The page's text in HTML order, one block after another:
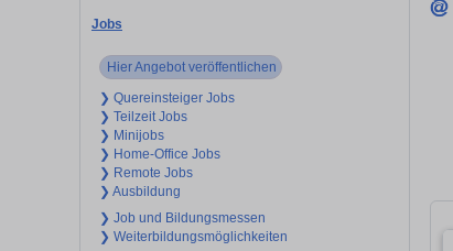
Jobs
Hier Angebot veröffentlichen
❯ Quereinsteiger Jobs
❯ Teilzeit Jobs
❯ Minijobs
❯ Home-Office Jobs
❯ Remote Jobs
❯ Ausbildung
❯ Job und Bildungsmessen
❯ Weiterbildungsmöglichkeiten